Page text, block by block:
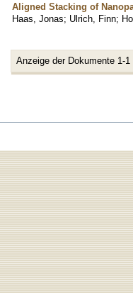
Aligned Stacking of
Haas, Jonas; Ulrich, Finn;
Anzeige der Dokumente 1-1